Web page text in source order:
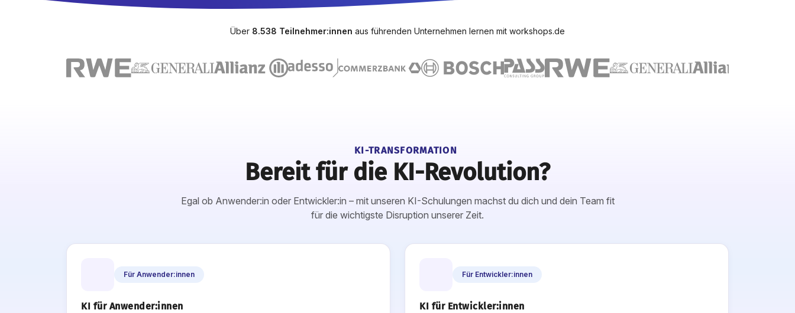
Über 8.538 Teilnehmer:innen aus führenden Unternehmen lernen mit workshops.de
KI-TRANSFORMATION
Bereit für die KI-Revolution?
Egal ob Anwender:in oder Entwickler:in – mit unseren KI-Schulungen machst du dich und dein Team fit
für die wichtigste Disruption unserer Zeit.
Für Anwender:innen
KI für Anwender:innen
Für Entwickler:innen
KI für Entwickler:innen